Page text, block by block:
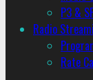
P3 &
Radio
Rate